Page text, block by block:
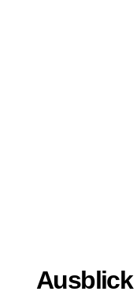
Ausblick